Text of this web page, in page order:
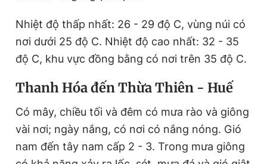
Nhiệt độ thấp nhất: 26 - 29 độ C, vùng núi có
nơi dưới 25 độ C. Nhiệt độ cao nhất: 32 - 35
độ C, khu vực đồng bằng có nơi trên 35 độ C.
Thanh Hóa đến Thừa Thiên - Huế
Có mây, chiều tối và đêm có mưa rào và giông
vài nơi; ngày nắng, có nơi có nắng nóng. Gió
nam đến tây nam cấp 2 - 3. Trong mưa giông